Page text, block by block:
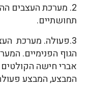
2. מערכת העצבים
תחושתיים.
3.פעולה. מערכת
הגוף הפנימיים.
המבצע, המבצע